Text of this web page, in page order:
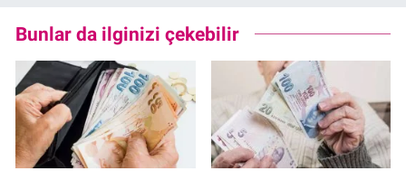
Bunlar da ilginizi çekebilir